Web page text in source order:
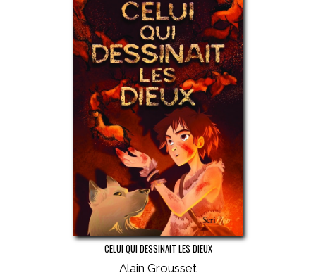
CELUI QUI DESSINAIT LES DIEUX
Alain Grousset